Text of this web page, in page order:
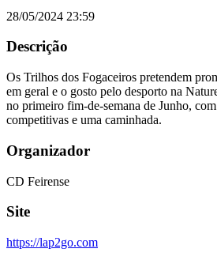
28/05/2024 23:59
Descrição
Os Trilhos dos Fogaceiros pretendem
em geral e o gosto pelo desporto na
no primeiro fim-de-semana de Junho,
competitivas e uma caminhada.
Organizador
CD Feirense
Site
https://lap2go.com